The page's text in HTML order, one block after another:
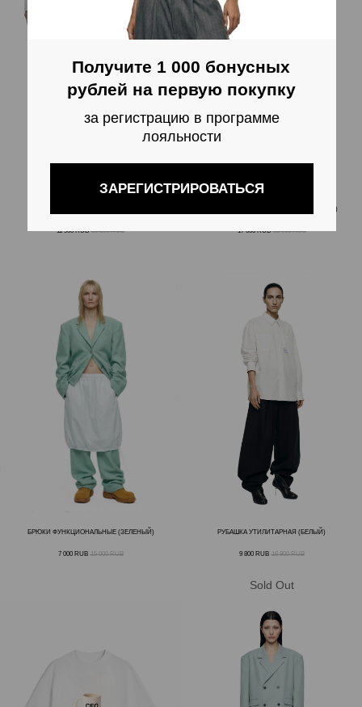
11 900 RUB 18 100 RUB
ПИДЖАК ФУНКЦИОНАЛЬНЫЙ (ЗЕЛЕНЫЙ)
17 000 RUB 32 000 RUB
БРЮКИ ФУНКЦИОНАЛЬНЫЕ (ЗЕЛЕНЫЙ)
7 000 RUB 15 000 RUB
РУБАШКА УТИЛИТАРНАЯ (БЕЛЫЙ)
9 800 RUB 16 900 RUB